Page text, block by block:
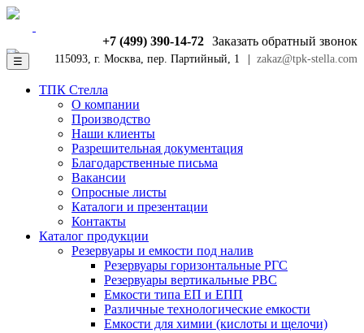
Заказать обратный звонок
+7 (499) 390-14-72
zakaz@tpk-stella.com
115093, г. Москва, пер. Партийный, 1
☰
ТПК Стелла
О компании
Производство
Наши клиенты
Разрешительная документация
Благодарственные письма
Вакансии
Опросные листы
Каталоги и презентации
Контакты
Каталог продукции
Резервуары и емкости под налив
Резервуары горизонтальные РГС
Резервуары вертикальные РВС
Емкости типа ЕП и ЕПП
Различные технологические емкости
Емкости для химии (кислоты и щелочи)